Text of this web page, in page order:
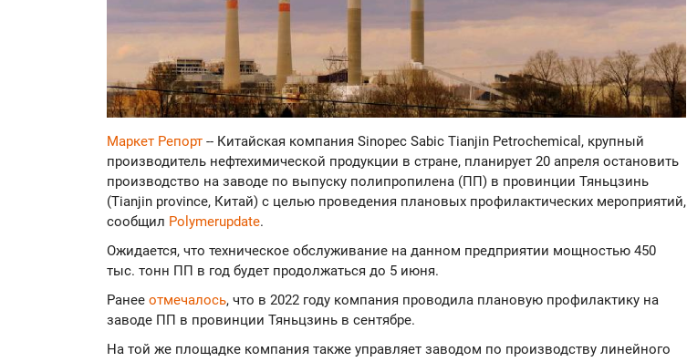
Маркет Репорт -- Китайская компания Sinopec Sabic Tianjin Petrochemical, крупный
производитель нефтехимической продукции в стране, планирует 20 апреля остановить
производство на заводе по выпуску полипропилена (ПП) в провинции Тяньцзинь
(Tianjin province, Китай) с целью проведения плановых профилактических мероприятий,
сообщил Polymerupdate.
Ожидается, что техническое обслуживание на данном предприятии мощностью 450
тыс. тонн ПП в год будет продолжаться до 5 июня.
Ранее отмечалось, что в 2022 году компания проводила плановую профилактику на
заводе ПП в провинции Тяньцзинь в сентябре.
На той же площадке компания также управляет заводом по производству линейного